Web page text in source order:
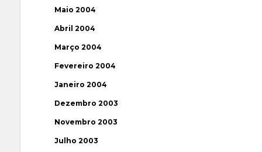
Maio 2004
Abril 2004
Março 2004
Fevereiro 2004
Janeiro 2004
Dezembro 2003
Novembro 2003
Julho 2003